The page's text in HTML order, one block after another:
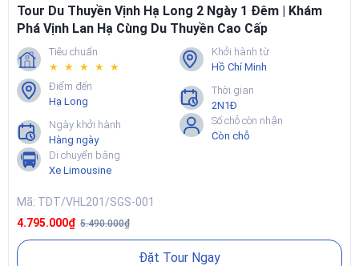
Tour Du Thuyền Vịnh Hạ Long 2 Ngày 1 Đêm | Khám
Phá Vịnh Lan Hạ Cùng Du Thuyền Cao Cấp
Tiêu chuẩn
★ ★ ★ ★ ★
Khởi hành từ
Hồ Chí Minh
Điểm đến
Hạ Long
Thời gian
2N1Đ
Ngày khởi hành
Hàng ngày
Số chỗ còn nhận
Còn chỗ
Di chuyển bằng
Xe Limousine
Mã: TDT/VHL201/SGS-001
4.795.000₫ 5.490.000₫
Đặt Tour Ngay